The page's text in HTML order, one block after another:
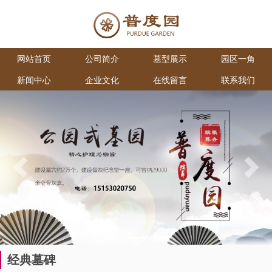
网站首页 公司简介 墓型展示 园区一角
新闻中心 企业文化 在线留言 联系我们
Previous Next
经典墓碑